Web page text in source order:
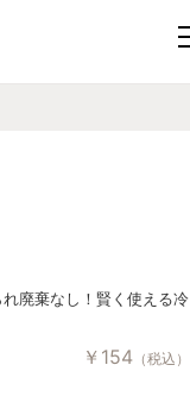
廃棄なし！賢く使える冷
￥ 154 （税込）